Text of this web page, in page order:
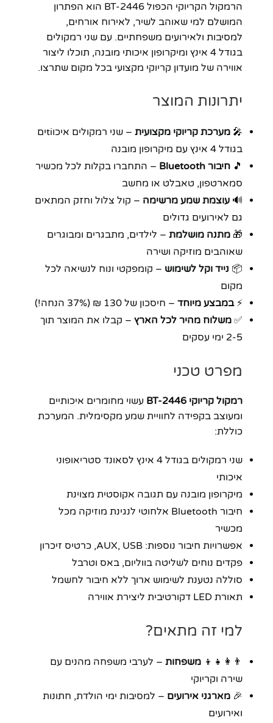
הרמקול הקריוקי הכפול BT-2446 הוא הפתרון
המושלם למי שאוהב לשיר, לאירוח אורחים,
למסיבות ולאירועים משפחתיים. עם שני רמקולים
בגודל 4 אינץ ומיקרופון איכותי מובנה, תוכלו ליצור
אווירה של מועדון קריוקי מקצועי בכל מקום שתרצו.
יתרונות המוצר
🎤 מערכת קריוקי מקצועית
– שני רמקולים איכוtiים
בגודל 4 אינץ עם מיקרופון מובנה
🎵 חיבור Bluetooth
– התחברו בקלות לכל מכשיר
סמארטפון, טאבלט או מחשב
🔊 עוצמת שמע מרשימה – קול צלול וחזק המתאים
גם לאירועים גדולים
🎁 מתנה מושלמת – לילדים, מתבגרים ומבוגרים
שאוהבים מוזיקה ושירה
📦 נייד וקל לשימוש – קומפקטי ונוח לנשיאה לכל
מקום
⚡במבצע מיוחד – חיסכון של 130 ₪ (37% הנחה!)
✅ משלוח מהיר לכל הארץ – קבלו את המוצר תוך
2-5 ימי עסקים
מפרט טכני
רמקול קריוקי BT-2446
עשוי מחומרים איכותיים
ומעוצב בקפידה לחוויית שמע מקסימלית. המערכת
כוללת:
שני רמקולים בגודל 4 אינץ לסאונד סטריאופוני
איכותי
מיקרופון מובנה עם תגובה אקוסטית מצוינת
חיבור Bluetooth אלחוטי לנגינת מוזיקה מכל
מכשיר
אפשרויות חיבור נוספות: AUX, USB, כרטיס זיכרון
פקדים נוחים לשליטה בווליום, באס וטרבל
סוללה נטענת לשימוש ארוך ללא חיבור לחשמל
תאורת LED דקורטיבית ליצירת אווירה
למי זה מתאים?
👨‍👩‍👧‍👦 משפחות – לערבי משפחה מהנים עם
שירה וקריוקי
🎉 מארגני אירועים – למסיבות ימי הולדת, חתונות
ואירועים